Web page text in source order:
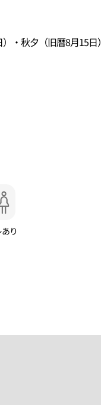
・秋夕（旧暦8月15日）
り